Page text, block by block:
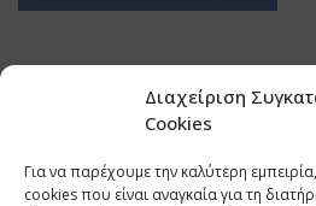
Διαχείριση
Cookies
Για να παρέχουμε την καλύτερη
cookies που είναι αναγκαία για τη